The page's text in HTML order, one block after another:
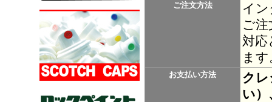
ご注文方法
イ
ご
対
ま
お支払い方法
ク
い）